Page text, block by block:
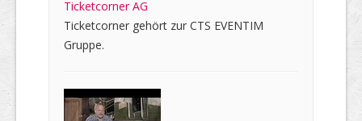
Ticketcorner AG
Ticketcorner gehört zur CTS EVENTIM
Gruppe.